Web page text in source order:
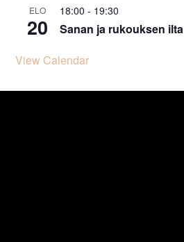
ELO
20
18:00 - 19:30
Sanan ja rukouksen ilta
View Calendar